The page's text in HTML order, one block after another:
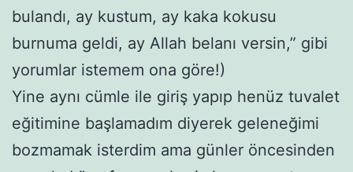
bulandı, ay kustum, ay kaka kokusu
burnuma geldi, ay Allah belanı versin,” gibi
yorumlar istemem ona göre!)
Yine aynı cümle ile giriş yapıp henüz tuvalet
eğitimine başlamadım diyerek geleneğimi
bozmamak isterdim ama günler öncesinden